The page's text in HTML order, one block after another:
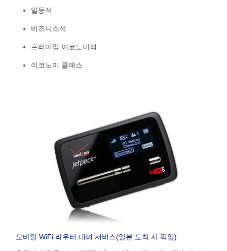
일등석
비즈니스석
프리미엄 이코노미석
이코노미 클래스
모바일 WiFi 라우터 대여 서비스(일본 도착 시 픽업)